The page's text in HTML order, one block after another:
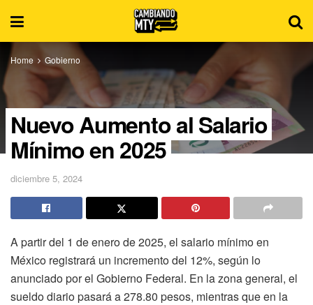
Home Gobierno
Nuevo Aumento al Salario
Mínimo en 2025
diciembre 5, 2024
A partir del 1 de enero de 2025, el salario mínimo en
México registrará un incremento del 12%, según lo
anunciado por el Gobierno Federal. En la zona general, el
sueldo diario pasará a 278.80 pesos, mientras que en la